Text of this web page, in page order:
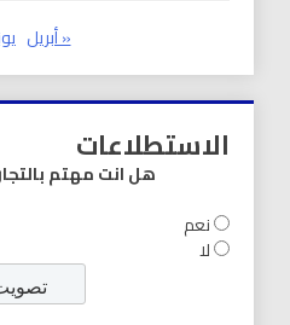
« أبريل
الاستطلاعات
هل انت مهتم
نعم
لا